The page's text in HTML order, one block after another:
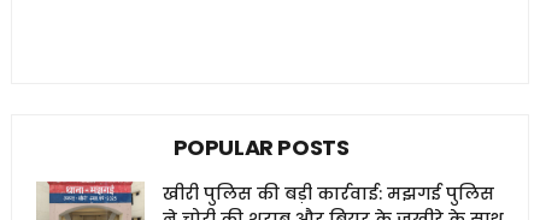
POPULAR POSTS
खीरी पुलिस की बड़ी कार्रवाई: मझगई पुलिस